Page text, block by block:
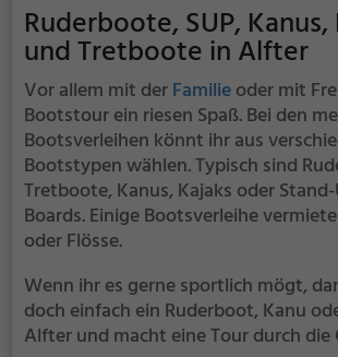
Ruderboote, SUP, Kanus,
und Tretboote in Alfter
Vor allem mit derFamilieoder mit
Bootstour ein riesen Spaß. Bei den
Bootsverleihen könnt ihr aus
Bootstypen wählen. Typisch sind
Tretboote, Kanus, Kajaks oder
Boards. Einige Bootsverleihe
oder Flösse.
Wenn ihr es gerne sportlich mögt,
doch einfach ein Ruderboot, Kanu
Alfter und macht eine Tour durch die